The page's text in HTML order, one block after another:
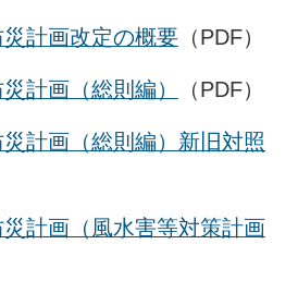
計画改定の概要（PDF）
計画（総則編） （PDF）
計画（総則編）新旧対照
計画（風水害等対策計画